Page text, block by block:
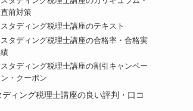
直前対策
スタディング税理士講座のテキスト
スタディング税理士講座の合格率・合格実
績
スタディング税理士講座の割引キャンペー
ン・クーポン
ディング税理士講座の良い評判・口コ